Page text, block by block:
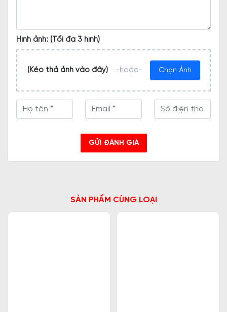
Hình ảnh: (Tối đa 3 hình)
(Kéo thả ảnh vào đây) -hoặc- Chọn Ảnh
GỬI ĐÁNH GIÁ
SẢN PHẨM CÙNG LOẠI